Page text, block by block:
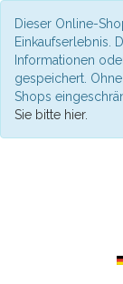
Dieser Online-
Einkaufserlebnis.
Informationen
gespeichert.
Shops
Sie bitte hier.